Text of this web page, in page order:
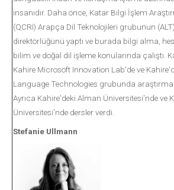
insanıdır. Daha önce, Katar Bilgi İşlem
(QCRI) Arapça Dil Teknolojileri grubunun
direktörlüğünü yaptı ve burada bilgi alma,
bilim ve doğal dil işleme konularında çalıştı.
Kahire Microsoft Innovation Lab'de ve
Language Technologies grubunda
Ayrıca Kahire'deki Alman Üniversitesi'nde ve
Üniversitesi'nde dersler verdi.
Stefanie Ullmann